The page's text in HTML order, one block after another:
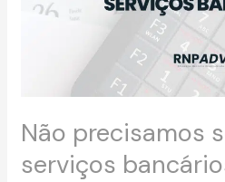
Não precisamos
serviços
serviços